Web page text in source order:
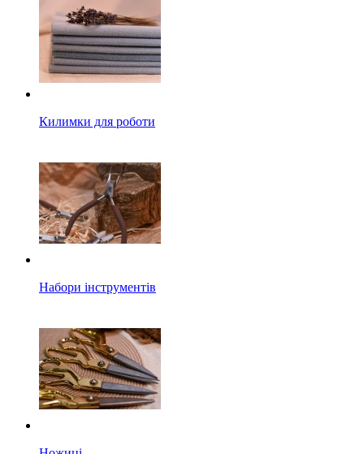
Килимки для роботи
Набори інструментів